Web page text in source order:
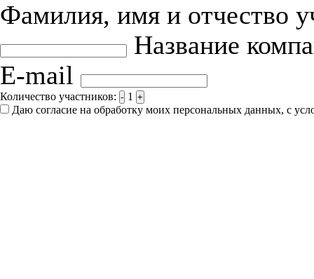
Фамилия, имя и отчество
Название
E-mail
Количество участников: - 1 +
Даю согласие на обработку моих персональных данных, с